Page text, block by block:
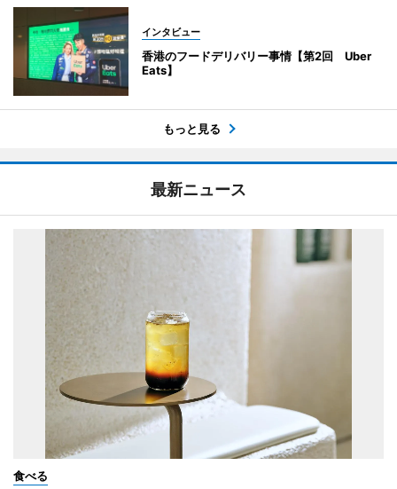
インタビュー
香港のフードデリバリー事情【第2回 Uber
Eats】
もっと見る
最新ニュース
食べる